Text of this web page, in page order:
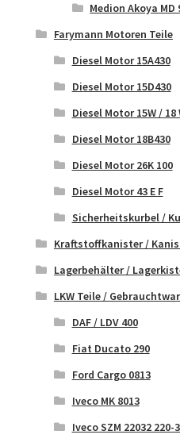
Medion Akoya MD
Farymann Motoren Teile
Diesel Motor 15A430
Diesel Motor 15D430
Diesel Motor 15W / 18
Diesel Motor 18B430
Diesel Motor 26K 100
Diesel Motor 43 E F
Sicherheitskurbel /
Kraftstoffkanister /
Lagerbehälter /
LKW Teile /
DAF / LDV 400
Fiat Ducato 290
Ford Cargo 0813
Iveco MK 8013
Iveco SZM 22032 220-